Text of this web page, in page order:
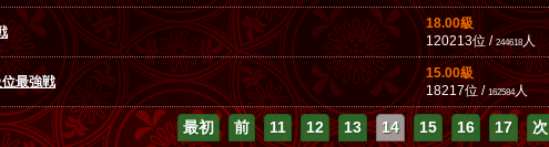
18.00級
120213位 /244618人
最強戦
15.00級
18217位 /162584人
最初 前 11 12 13 14 15 16 17 次